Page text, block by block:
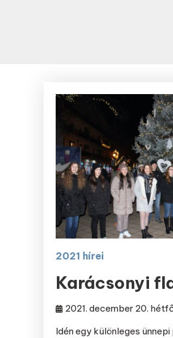
2021 hírei
Karácsonyi
2021. december 20.
Idén egy különleges